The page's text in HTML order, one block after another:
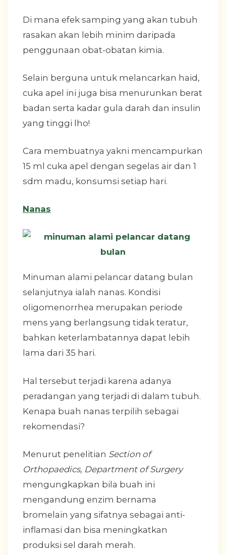
Di mana efek samping yang akan tubuh
rasakan akan lebih minim daripada
penggunaan obat-obatan kimia.
Selain berguna untuk melancarkan haid,
cuka apel ini juga bisa menurunkan berat
badan serta kadar gula darah dan insulin
yang tinggi lho!
Cara membuatnya yakni mencampurkan
15 ml cuka apel dengan segelas air dan 1
sdm madu, konsumsi setiap hari.
Nanas
Minuman alami pelancar datang bulan
selanjutnya ialah nanas. Kondisi
oligomenorrhea merupakan periode
mens yang berlangsung tidak teratur,
bahkan keterlambatannya dapat lebih
lama dari 35 hari.
Hal tersebut terjadi karena adanya
peradangan yang terjadi di dalam tubuh.
Kenapa buah nanas terpilih sebagai
rekomendasi?
Menurut penelitian Section of
Orthopaedics, Department of Surgery
mengungkapkan bila buah ini
mengandung enzim bernama
bromelain yang sifatnya sebagai anti-
inflamasi dan bisa meningkatkan
produksi sel darah merah.